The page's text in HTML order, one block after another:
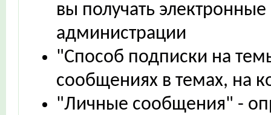
вы получать
администрации
"Способ подписки на
сообщениях в темах, на
"Личные сообщения" -